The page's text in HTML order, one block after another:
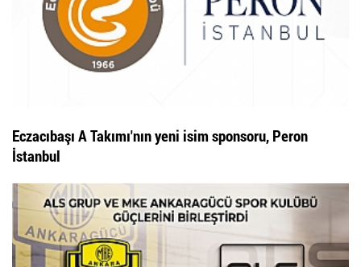
Eczacıbaşı A Takımı'nın yeni isim sponsoru, Peron
İstanbul